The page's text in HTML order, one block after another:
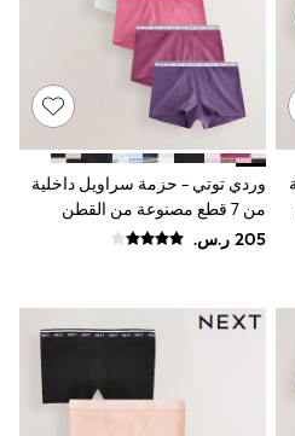
All
وردي توتي - حزمة سراويل داخلية
من 7 قطع مصنوعة من القطن
ومزينة بشعار